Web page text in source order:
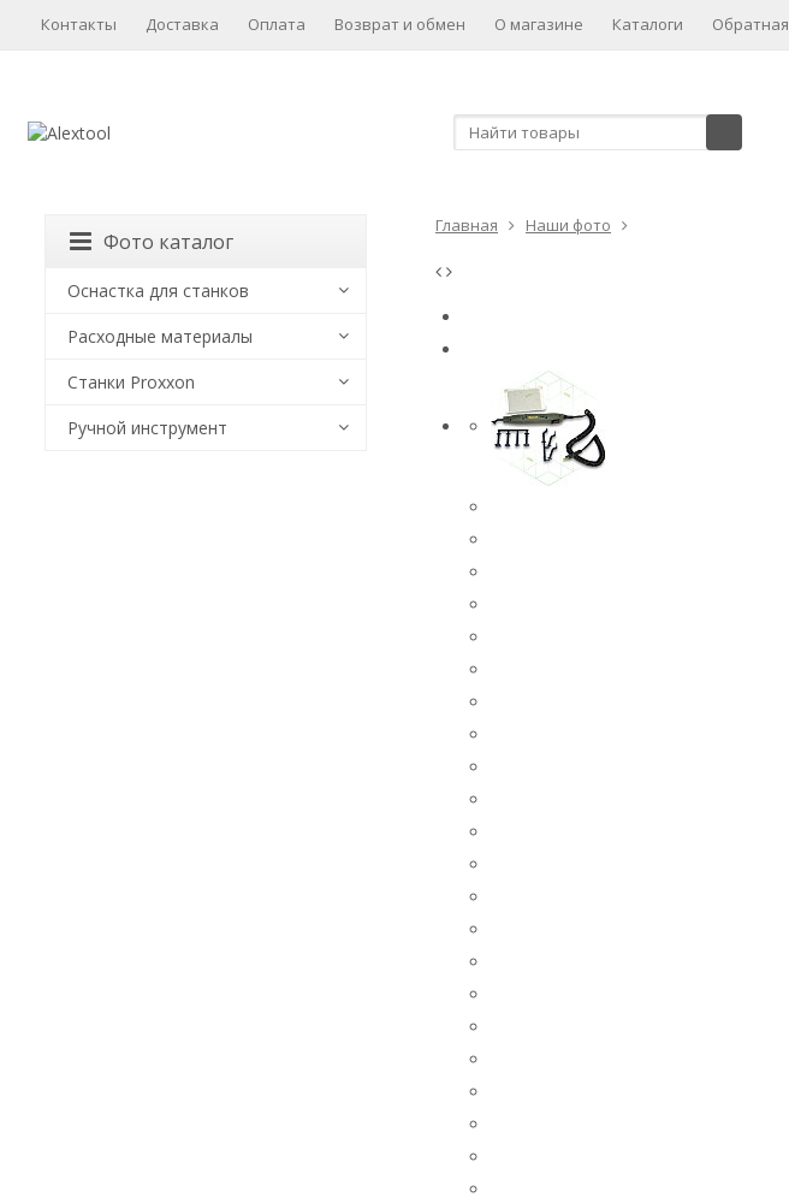
Контакты Доставка Оплата Возврат и обмен О магазине Каталоги
Фото каталог
Оснастка для станков
Расходные материалы
Станки Proxxon
Ручной инструмент
Главная Наши фото